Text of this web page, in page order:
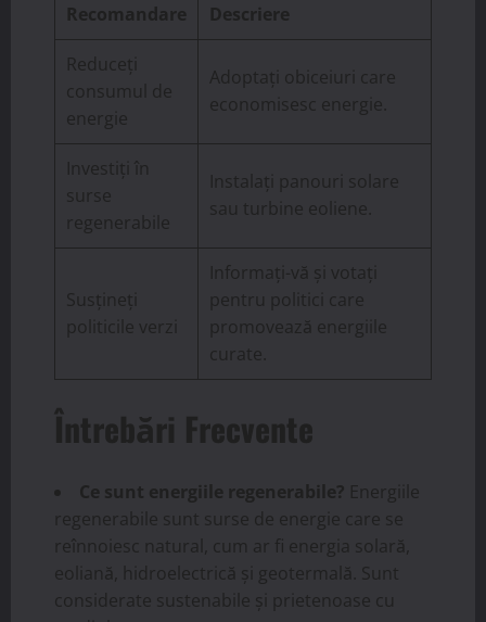
Recomandare Descriere
Reduceți
consumul de
energie
Adoptați obiceiuri care
economisesc energie.
Investiți în
surse
regenerabile
Instalați panouri solare
sau turbine eoliene.
Susțineți
politicile verzi
Informați-vă și votați
pentru politici care
promovează energiile
curate.
Întrebări Frecvente
Ce sunt energiile regenerabile? Energiile
regenerabile sunt surse de energie care se
reînnoiesc natural, cum ar fi energia solară,
eoliană, hidroelectrică și geotermală. Sunt
considerate sustenabile și prietenoase cu